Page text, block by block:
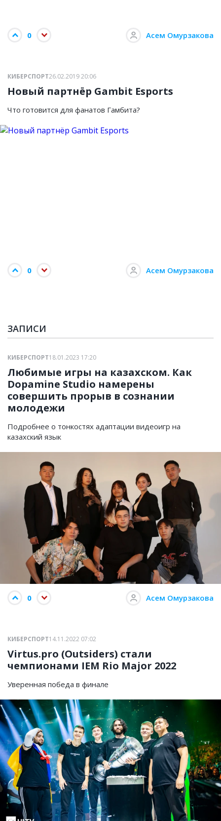
0 Асем Омурзакова
КИБЕРСПОРТ26.02.2019 20:06
Новый партнёр Gambit Esports
Что готовится для фанатов Гамбита?
0 Асем Омурзакова
ЗАПИСИ
КИБЕРСПОРТ18.01.2023 17:20
Любимые игры на казахском. Как
Dopamine Studio намерены
совершить прорыв в сознании
молодежи
Подробнее о тонкостях адаптации видеоигр на
казахский язык
0 Асем Омурзакова
КИБЕРСПОРТ14.11.2022 07:02
Virtus.pro (Outsiders) стали
чемпионами IEM Rio Major 2022
Уверенная победа в финале